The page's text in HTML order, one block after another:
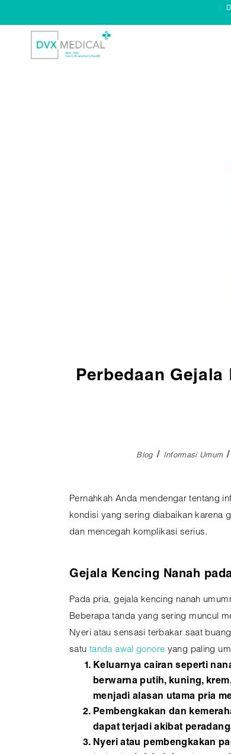
Perbedaan
Blog Informasi Umum
Pernahkah Anda mendengar tentang
kondisi yang sering diabaikan karena
dan mencegah komplikasi serius.
Gejala Kencing Nanah
Pada pria, gejala kencing nanah
Beberapa tanda yang sering muncul
Nyeri atau sensasi terbakar saat
satu tanda awal gonore yang paling
Keluarnya cairan seperti
berwarna putih, kuning,
menjadi alasan utama pria
Pembengkakan dan
dapat terjadi akibat
Nyeri atau pembengkakan